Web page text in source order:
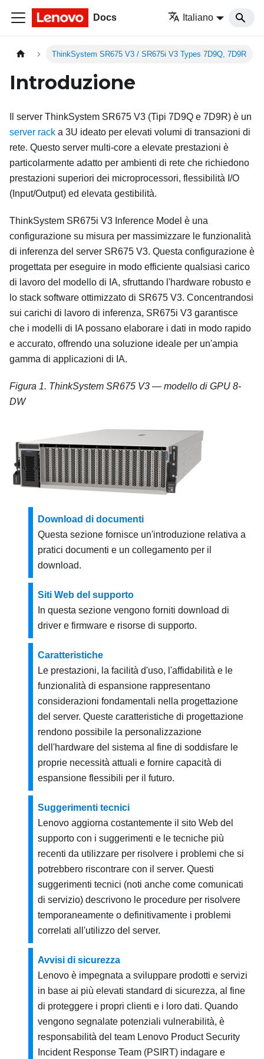
Docs Italiano
ThinkSystem SR675 V3 / SR675i V3 Types 7D9Q, 7D9R
Introduzione
Il server ThinkSystem SR675 V3 (Tipi 7D9Q e 7D9R) è un
server rack a 3U ideato per elevati volumi di transazioni di
rete. Questo server multi-core a elevate prestazioni è
particolarmente adatto per ambienti di rete che richiedono
prestazioni superiori dei microprocessori, flessibilità I/O
(Input/Output) ed elevata gestibilità.
ThinkSystem SR675i V3 Inference Model è una
configurazione su misura per massimizzare le funzionalità
di inferenza del server SR675 V3. Questa configurazione è
progettata per eseguire in modo efficiente qualsiasi carico
di lavoro del modello di IA, sfruttando l'hardware robusto e
lo stack software ottimizzato di SR675 V3. Concentrandosi
sui carichi di lavoro di inferenza, SR675i V3 garantisce
che i modelli di IA possano elaborare i dati in modo rapido
e accurato, offrendo una soluzione ideale per un'ampia
gamma di applicazioni di IA.
Figura 1. ThinkSystem SR675 V3 — modello di GPU 8-
DW
Download di documenti
Questa sezione fornisce un'introduzione relativa a
pratici documenti e un collegamento per il
download.
Siti Web del supporto
In questa sezione vengono forniti download di
driver e firmware e risorse di supporto.
Caratteristiche
Le prestazioni, la facilità d'uso, l'affidabilità e le
funzionalità di espansione rappresentano
considerazioni fondamentali nella progettazione
del server. Queste caratteristiche di progettazione
rendono possibile la personalizzazione
dell'hardware del sistema al fine di soddisfare le
proprie necessità attuali e fornire capacità di
espansione flessibili per il futuro.
Suggerimenti tecnici
Lenovo aggiorna costantemente il sito Web del
supporto con i suggerimenti e le tecniche più
recenti da utilizzare per risolvere i problemi che si
potrebbero riscontrare con il server. Questi
suggerimenti tecnici (noti anche come comunicati
di servizio) descrivono le procedure per risolvere
temporaneamente o definitivamente i problemi
correlati all'utilizzo del server.
Avvisi di sicurezza
Lenovo è impegnata a sviluppare prodotti e servizi
in base ai più elevati standard di sicurezza, al fine
di proteggere i propri clienti e i loro dati. Quando
vengono segnalate potenziali vulnerabilità, è
responsabilità del team Lenovo Product Security
Incident Response Team (PSIRT) indagare e